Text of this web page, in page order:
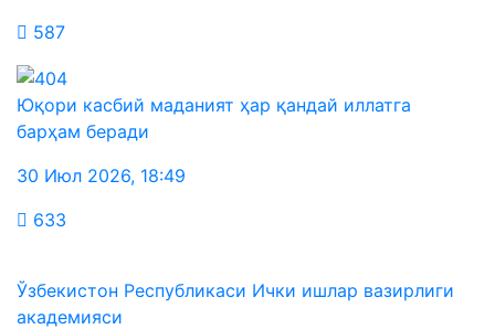
587
Юқори касбий маданият ҳар қандай иллатга
барҳам беради
30 Июл 2026, 18:49
633
Ўзбекистон Республикаси Ички ишлар вазирлиги
академияси